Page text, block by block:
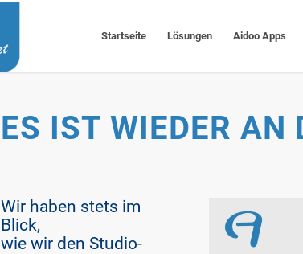
Startseite Lösungen Aidoo Apps
ES IST WIEDER AN
Wir haben stets im
Blick,
wie wir den Studio-